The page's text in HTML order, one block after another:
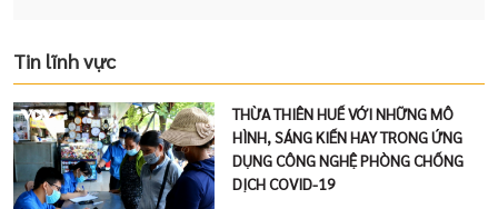
Tin lĩnh vực
THỪA THIÊN HUẾ VỚI NHỮNG MÔ
HÌNH, SÁNG KIẾN HAY TRONG ỨNG
DỤNG CÔNG NGHỆ PHÒNG CHỐNG
DỊCH COVID-19